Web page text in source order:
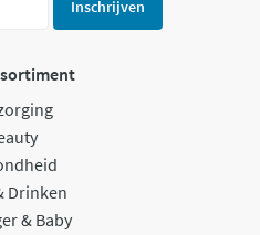
Inschrijven
Drinken
& Baby